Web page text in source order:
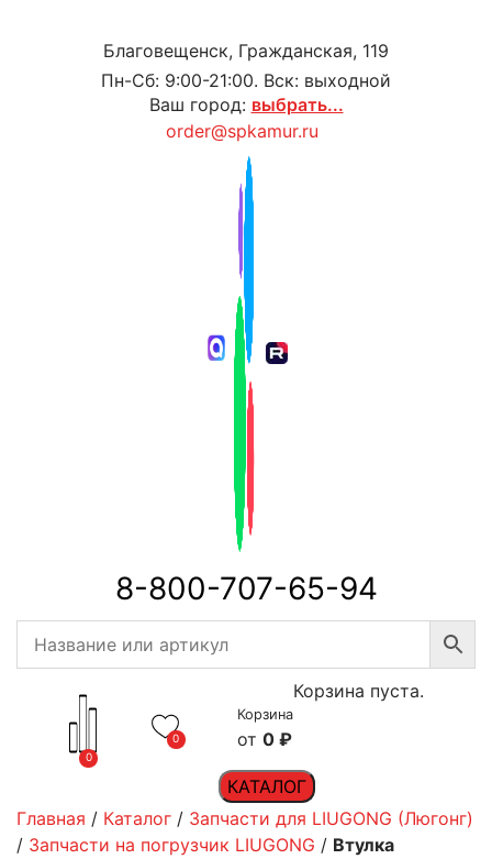
Благовещенск, Гражданская, 119
Пн-Сб: 9:00-21:00. Вск: выходной
Ваш город: выбрать...
order@spkamur.ru
8-800-707-65-94
0
0
Корзина
0 ₽
Корзина пуста.
КАТАЛОГ
Главная / Каталог / Запчасти для LIUGONG (Люгонг)
/ Запчасти на погрузчик LIUGONG / Втулка